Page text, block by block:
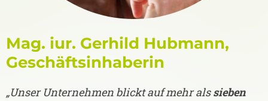
Mag. iur. Gerhild Hubmann,
Geschäftsinhaberin
„Unser Unternehmen blickt auf mehr alssieben